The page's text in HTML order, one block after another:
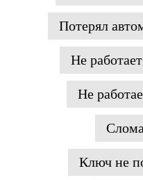
Потерял
Не
Не
Ключ не